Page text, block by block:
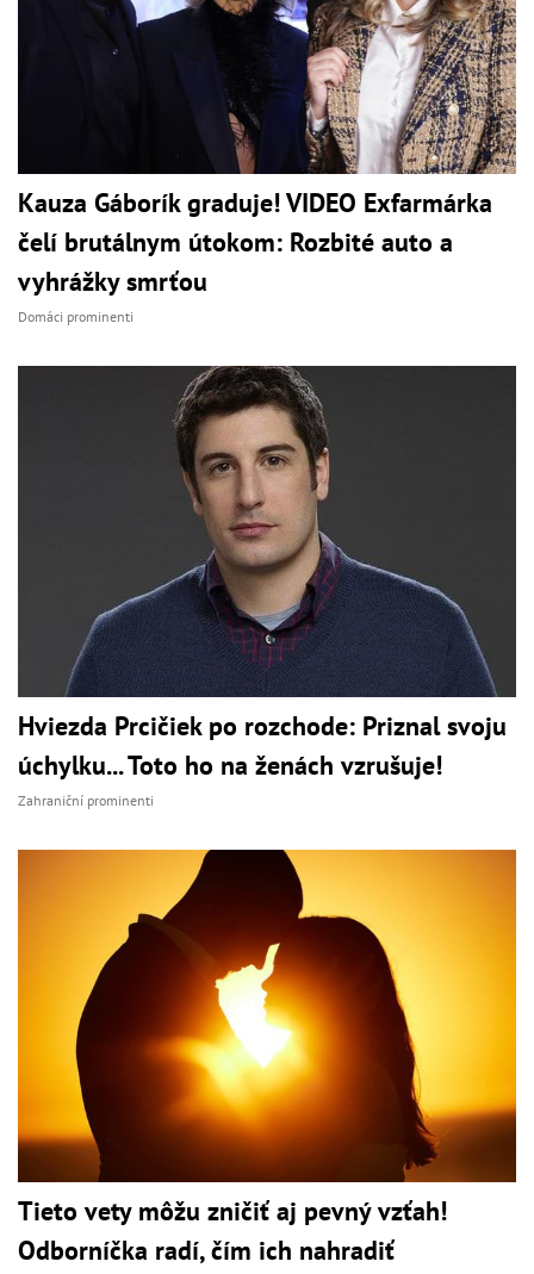
Kauza Gáborík graduje! VIDEO Exfarmárka
čelí brutálnym útokom: Rozbité auto a
vyhrážky smrťou
Domáci prominenti
Hviezda Prcičiek po rozchode: Priznal svoju
úchylku... Toto ho na ženách vzrušuje!
Zahraniční prominenti
Tieto vety môžu zničiť aj pevný vzťah!
Odborníčka radí, čím ich nahradiť